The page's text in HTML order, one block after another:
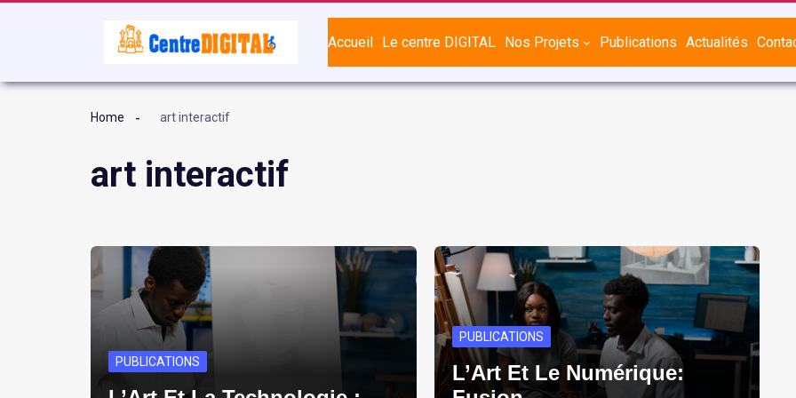
Accueil Le centre DIGITAL Nos Projets Publications Actualités
Home art interactif
art interactif
PUBLICATIONS
PUBLICATIONS
L’Art Et Le Numérique: